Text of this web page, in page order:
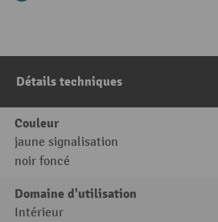
Détails techniques
Couleur
jaune signalisation
noir foncé
Domaine d'utilisation
Intérieur